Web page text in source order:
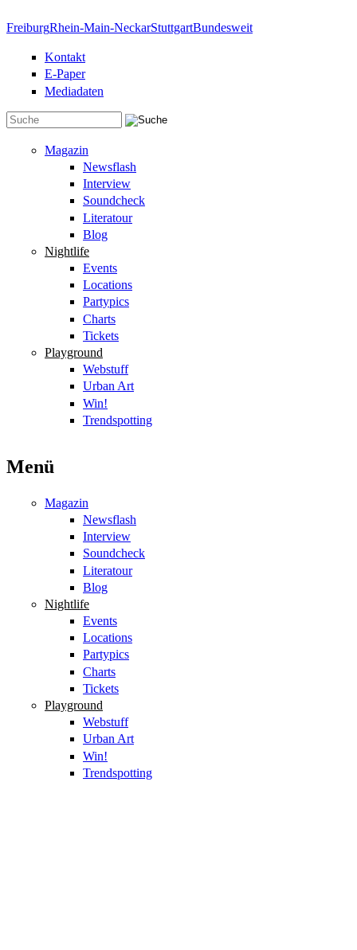
FreiburgRhein-Main-NeckarStuttgartBundesweit
Kontakt
E-Paper
Mediadaten
Magazin
Newsflash
Interview
Soundcheck
Literatour
Blog
Nightlife
Events
Locations
Partypics
Charts
Tickets
Playground
Webstuff
Urban Art
Win!
Trendspotting
Menü
Magazin
Newsflash
Interview
Soundcheck
Literatour
Blog
Nightlife
Events
Locations
Partypics
Charts
Tickets
Playground
Webstuff
Urban Art
Win!
Trendspotting